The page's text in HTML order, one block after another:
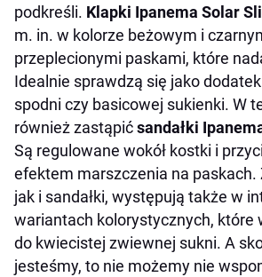
podkreśli. Klapki Ipanema Solar
m. in. w kolorze beżowym i
przeplecionymi paskami, które
Idealnie sprawdzą się jako
spodni czy basicowej sukienki. W
również zastąpićsandałki
Są regulowane wokół kostki i
efektem marszczenia na paskach.
jak i sandałki, występują także w
wariantach kolorystycznych, które
do kwiecistej zwiewnej sukni. A
jesteśmy, to nie możemy nie